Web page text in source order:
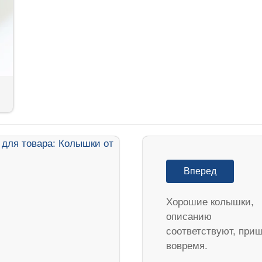
Вперед
Хорошие колышки,
описанию
соответствуют,
вовремя.